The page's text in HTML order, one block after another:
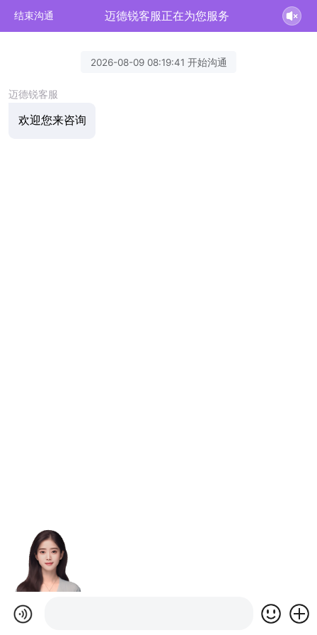
结束沟通 迈德锐客服正在为您服务
2026-08-09 08:19:41 开始沟通
迈德锐客服
欢迎您来咨询